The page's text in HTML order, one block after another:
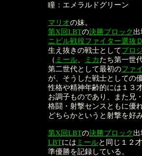
瞳：エメラルドグリーン
マリオの妹。
第X回LBTの決勝ブロック出
ニビル戦役ファイター選抜
生え抜きの戦士としてプロ
（ ミール ミカたち第一世
第二世代として最初のファ
が、そうした戦士としての
性格や精神年齢的には１３
お調子ものであり、また兄
格闘・射撃センスともに優
どちらかというと射撃を好
第X回LBTの決勝ブロック出
LBTには ミールと同じ１２
準優勝を記録している。